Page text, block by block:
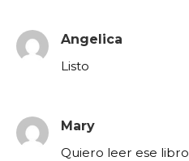
Angelica
Listo
Mary
Quiero leer ese libro